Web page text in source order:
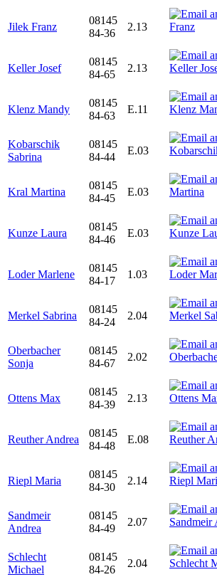
Jilek Franz
08145
84-36
2.13
Keller Josef
08145
84-65
2.13
Klenz Mandy
08145
84-63
E.11
Kobarschik
Sabrina
08145
84-44
E.03
Kral Martina
08145
84-45
E.03
Kunze Laura
08145
84-46
E.03
Loder Marlene
08145
84-17
1.03
Merkel Sabrina
08145
84-24
2.04
Oberbacher
Sonja
08145
84-67
2.02
Ottens Max
08145
84-39
2.13
Reuther Andrea
08145
84-48
E.08
Riepl Maria
08145
84-30
2.14
Sandmeir
Andrea
08145
84-49
2.07
Schlecht
Michael
08145
84-26
2.04